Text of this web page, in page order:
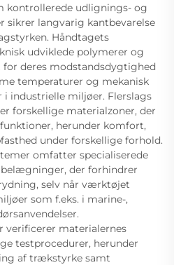
kontrollerede udlignings- og
sikrer langvarig kantbevarelse
Håndtagets
udviklede polymerer og
deres modstandsdygtighed
temperaturer og mekanisk
industrielle miljøer. Flerslags
forskellige materialzoner, der
herunder komfort,
under forskellige forhold.
omfatter specialiserede
der forhindrer
selv når værktøjet
som f.eks. i marine-,
verificerer materialernes
testprocedurer, herunder
af trækstyrke samt